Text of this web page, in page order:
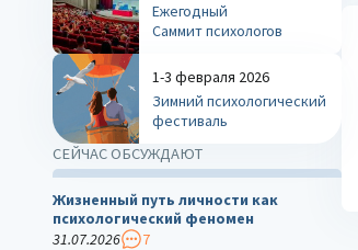
Ежегодный
Саммит психологов
1-3 февраля 2026
Зимний психологический
фестиваль
СЕЙЧАС ОБСУЖДАЮТ
Жизненный путь личности как
психологический феномен
31.07.2026
7